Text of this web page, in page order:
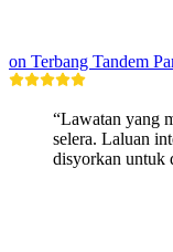
on Terbang Tandem
“Lawatan yang
selera. Laluan
disyorkan untuk